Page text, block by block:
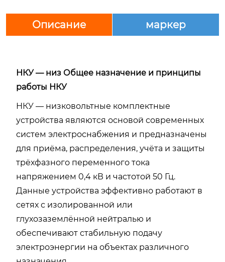
Описание маркер
НКУ — низ Общее назначение и принципы
работы НКУ
НКУ — низковольтные комплектные
устройства являются основой современных
систем электроснабжения и предназначены
для приёма, распределения, учёта и защиты
трёхфазного переменного тока
напряжением 0,4 кВ и частотой 50 Гц.
Данные устройства эффективно работают в
сетях с изолированной или
глухозаземлённой нейтралью и
обеспечивают стабильную подачу
электроэнергии на объектах различного